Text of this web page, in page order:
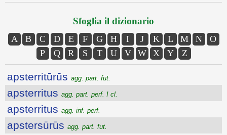
Sfoglia il dizionario
A B C D E F G H I J K L M N
O
P
Q R S T U V W X Y Z
apsterritūrūs agg. part. fut.
apsterritus agg. part. perf. I cl.
apsterritus agg. inf. perf.
apstersūrūs agg. part. fut.